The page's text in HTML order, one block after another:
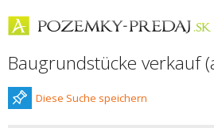
Baugrundstücke verkauf
Diese Suche speichern